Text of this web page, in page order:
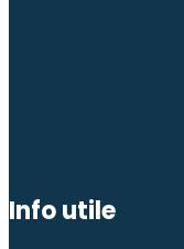
Info utile